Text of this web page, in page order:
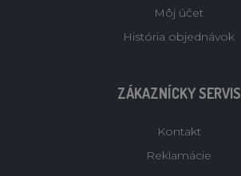
Môj účet
História objednávok
ZÁKAZNÍCKY SERVIS
Kontakt
Reklamácie